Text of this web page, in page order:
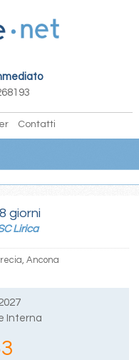
Contatti
giorni
Lirica
Ancona
Interna